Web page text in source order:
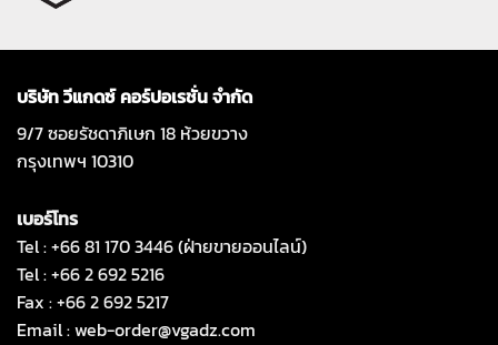
บริษัท วีแกดซ์ คอร์ปอเรชั่น จำกัด
9/7 ซอยรัชดาภิเษก 18 ห้วยขวาง
กรุงเทพฯ 10310
เบอร์โทร
Tel : +66 81 170 3446 (ฝ่ายขายออนไลน์)
Tel : +66 2 692 5216
Fax : +66 2 692 5217
Email :web-order@vgadz.com